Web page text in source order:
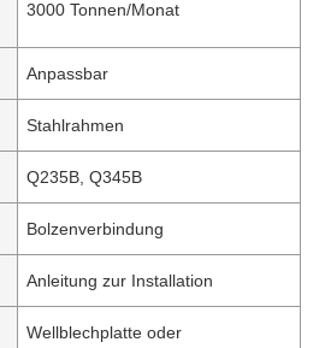
3000 Tonnen/Monat
Anpassbar
Stahlrahmen
Q235B, Q345B
Bolzenverbindung
Anleitung zur Installation
Wellblechplatte oder